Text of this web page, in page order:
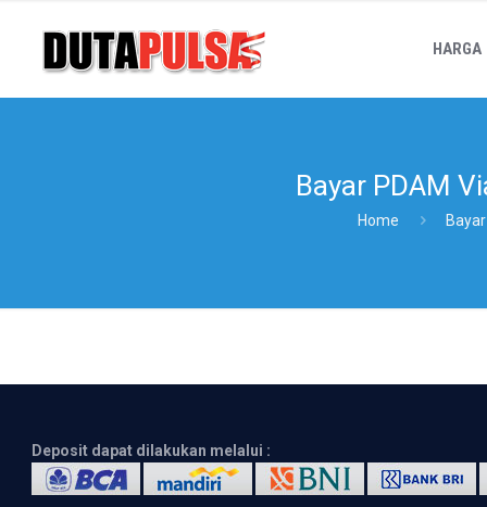
HARGA
Bayar PDAM
Home
Deposit dapat dilakukan melalui :